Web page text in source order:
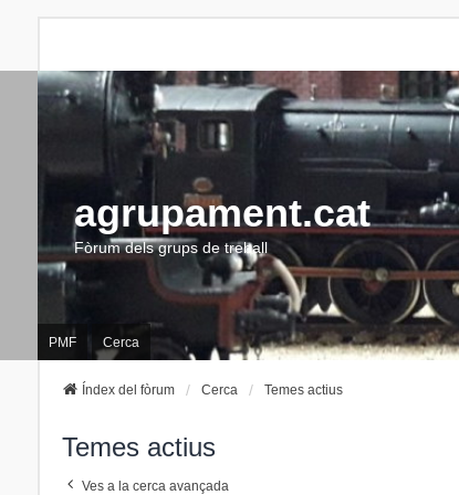
agrupament.cat
Fòrum dels grups de treball
PMF Cerca
Índex del fòrum Cerca Temes actius
Temes actius
Ves a la cerca avançada